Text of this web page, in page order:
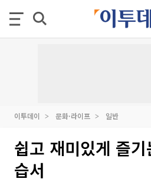
이투데이 문화·라이프 일반
쉽고 재미있게 즐
습서